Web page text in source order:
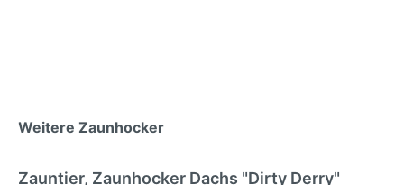
Weitere Zaunhocker
Zauntier, Zaunhocker Dachs "Dirty Derry"